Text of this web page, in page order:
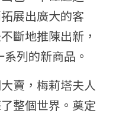
展出廣大的客
斷地推陳出新，
列的新商品。
賣，梅莉塔夫人
整個世界。奠定